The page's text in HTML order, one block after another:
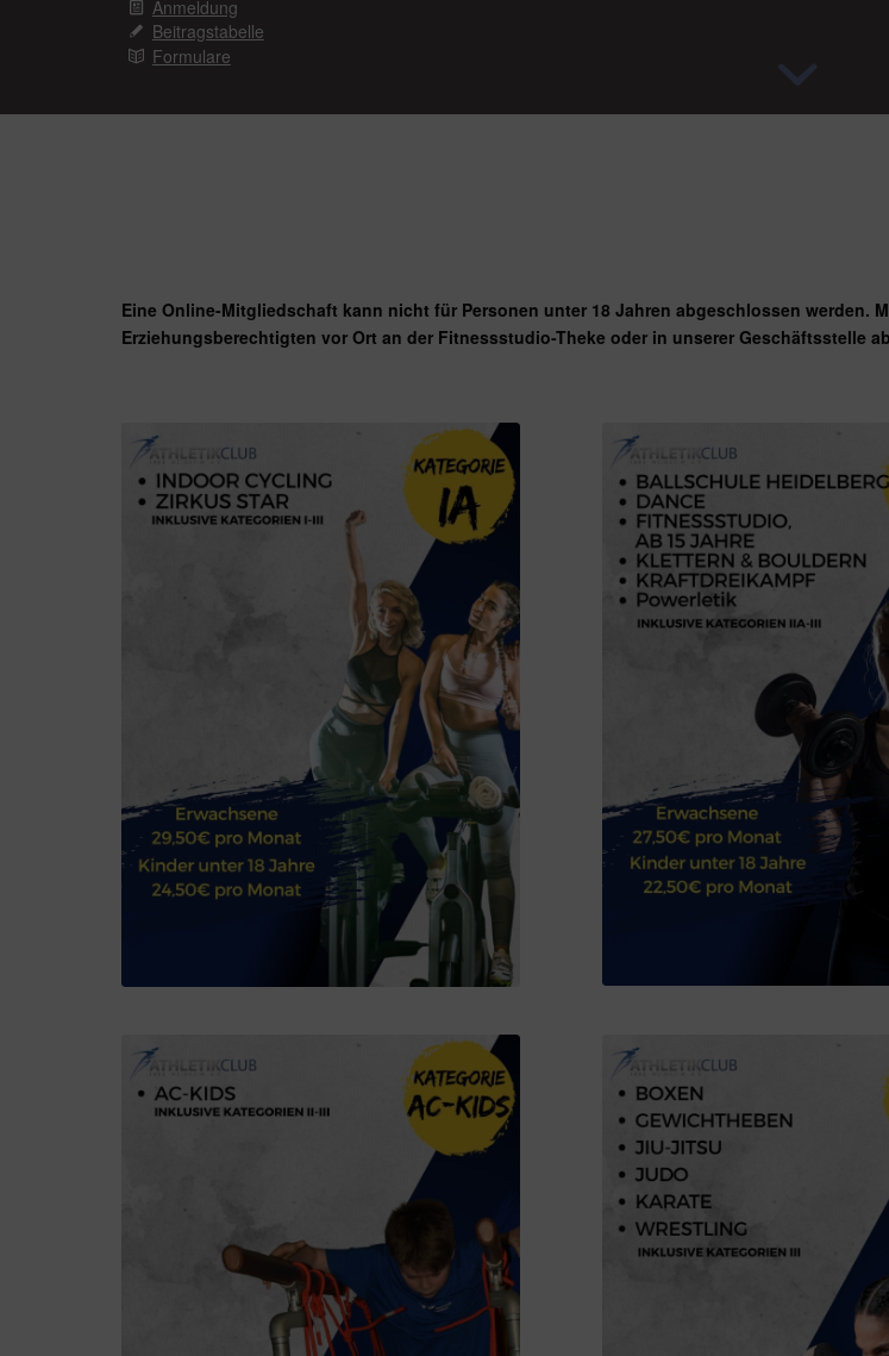
Anmeldung
Beitragstabelle
Formulare
Eine Online-Mitgliedschaft kann nicht für Personen unter 18 Jahren abgeschlossen werden.
Erziehungsberechtigten vor Ort an der Fitnessstudio-Theke oder in unserer Geschäftsstelle